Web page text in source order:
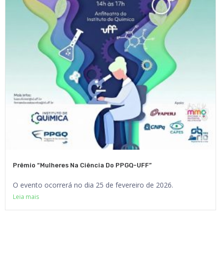
Prêmio “Mulheres Na Ciência Do PPGQ-UFF”
O evento ocorrerá no dia 25 de fevereiro de 2026.
Leia mais